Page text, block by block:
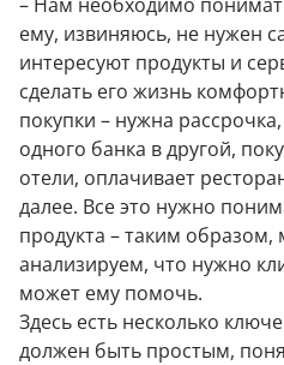
ему, извиняюсь, не нужен
интересуют продукты и
сделать его жизнь
покупки – нужна
одного банка в другой,
отели, оплачивает
далее. Все это нужно
продукта – таким образом,
анализируем, что нужно
может ему помочь.
Здесь есть несколько
должен быть простым,